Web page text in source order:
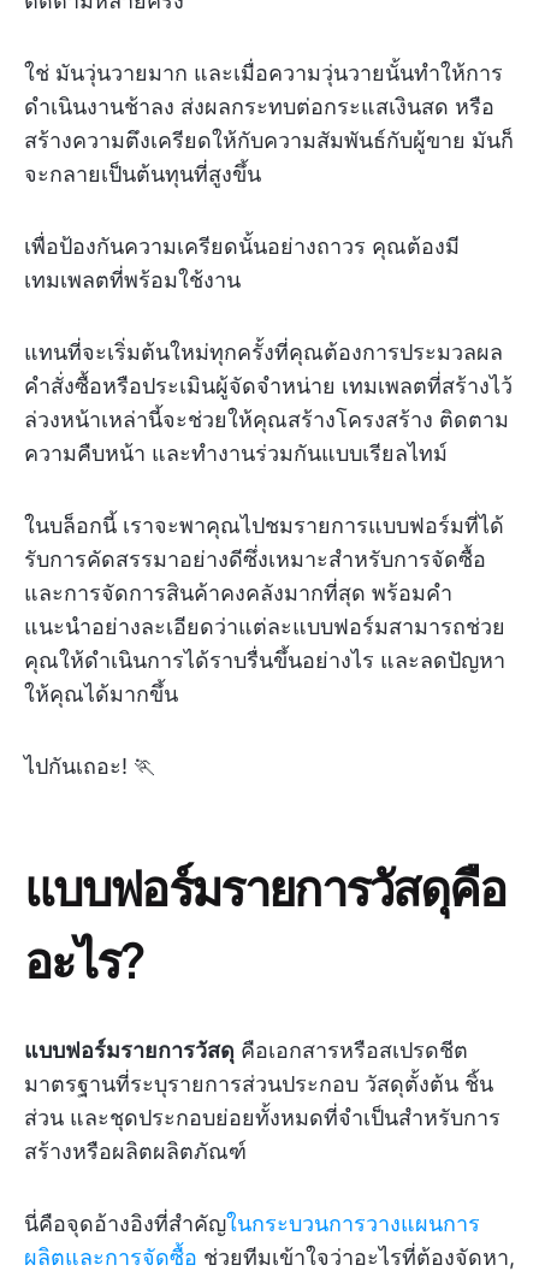
ใช่ มันวุ่นวายมาก และเมื่อความวุ่นวายนั้นทำให้การ
ดำเนินงานช้าลง ส่งผลกระทบต่อกระแสเงินสด หรือ
สร้างความตึงเครียดให้กับความสัมพันธ์กับผู้ขาย มันก็
จะกลายเป็นต้นทุนที่สูงขึ้น
เพื่อป้องกันความเครียดนั้นอย่างถาวร คุณต้องมี
เทมเพลตที่พร้อมใช้งาน
แทนที่จะเริ่มต้นใหม่ทุกครั้งที่คุณต้องการประมวลผล
คำสั่งซื้อหรือประเมินผู้จัดจำหน่าย เทมเพลตที่สร้างไว้
ล่วงหน้าเหล่านี้จะช่วยให้คุณสร้างโครงสร้าง ติดตาม
ความคืบหน้า และทำงานร่วมกันแบบเรียลไทม์
ในบล็อกนี้ เราจะพาคุณไปชมรายการแบบฟอร์มที่ได้
รับการคัดสรรมาอย่างดีซึ่งเหมาะสำหรับการจัดซื้อ
และการจัดการสินค้าคงคลังมากที่สุด พร้อมคำ
แนะนำอย่างละเอียดว่าแต่ละแบบฟอร์มสามารถช่วย
คุณให้ดำเนินการได้ราบรื่นขึ้นอย่างไร และลดปัญหา
ให้คุณได้มากขึ้น
ไปกันเถอะ! 🏃
แบบฟอร์มรายการวัสดุคือ
อะไร?
แบบฟอร์มรายการวัสดุ คือเอกสารหรือสเปรดชีต
มาตรฐานที่ระบุรายการส่วนประกอบ วัสดุตั้งต้น ชิ้น
ส่วน และชุดประกอบย่อยทั้งหมดที่จำเป็นสำหรับการ
สร้างหรือผลิตผลิตภัณฑ์
นี่คือจุดอ้างอิงที่สำคัญในกระบวนการวางแผนการ
ผลิตและการจัดซื้อ ช่วยทีมเข้าใจว่าอะไรที่ต้องจัดหา,